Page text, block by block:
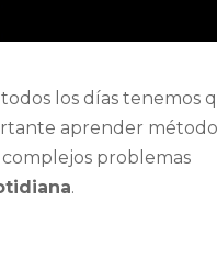
todos los días tenemos
aprender
complejos problemas
.